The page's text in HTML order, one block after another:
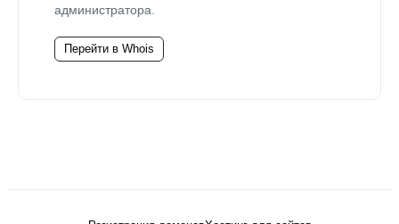
администратора.
Перейти в Whois